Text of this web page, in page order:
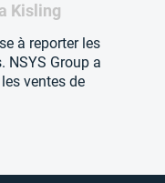
Kisling
à reporter les
NSYS Group a
ventes de